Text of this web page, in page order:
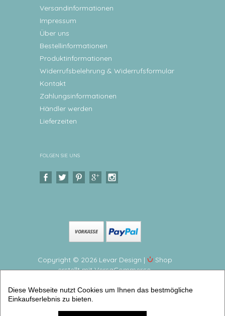
Versandinformationen
Impressum
Über uns
Bestellinformationen
Produktinformationen
Widerrufsbelehrung & Widerrufsformular
Kontakt
Zahlungsinformationen
Händler werden
Lieferzeiten
FOLGEN SIE UNS
Copyright © 2026 Levar Design |
Shop
erstellt mit VersaCommerce.
Geschenk zur Geburt oder Taufe für Mädchen
(Schutzengel Bilder mit Gedichten) | Artikelnummer:
10725382 -3
Diese Webseite nutzt Cookies um Ihnen das bestmögliche
Einkaufserlebnis zu bieten.